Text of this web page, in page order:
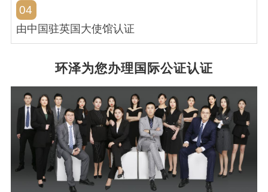
04
由中国驻英国大使馆认证
环泽为您办理国际公证认证